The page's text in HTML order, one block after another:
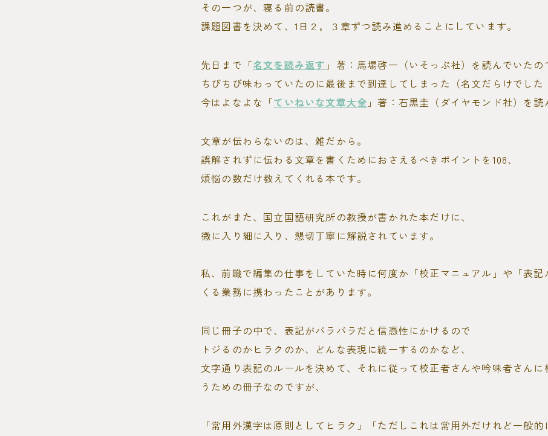
その一つが、寝る前の読書。
課題図書を決めて、1日２，３章ずつ読み進めることにしています。
先日まで「名文を読み返す 」著：馬場啓一（いそっぷ社）を読んでいたの
ちびちび味わっていたのに最後まで到達してしまった（名文だらけでした
今はよなよな「ていねいな文章大全 」著：石黒圭（ダイヤモンド社）を読
文章が伝わらないのは、雑だから。
誤解されずに伝わる文章を書くためにおさえるべきポイントを108、
煩悩の数だけ教えてくれる本です。
これがまた、国立国語研究所の教授が書かれた本だけに、
微に入り細に入り、懇切丁寧に解説されています。
私、前職で編集の仕事をしていた時に何度か「校正マニュアル」や「表記
くる業務に携わったことがあります。
同じ冊子の中で、表記がバラバラだと信憑性にかけるので
トジるのかヒラクのか、どんな表現に統一するのかなど、
文字通り表記のルールを決めて、それに従って校正者さんや吟味者さんに
うための冊子なのですが、
「常用外漢字は原則としてヒラク」「ただしこれは常用外だけれど一般的